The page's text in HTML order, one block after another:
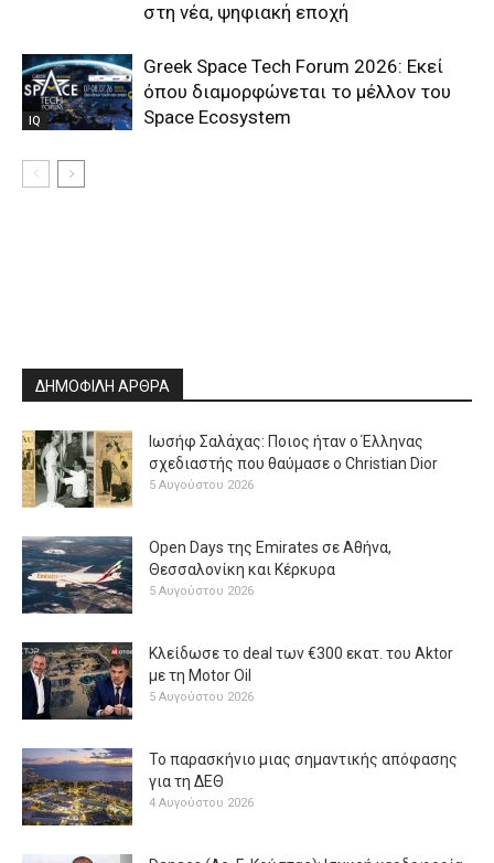
στη νέα, ψηφιακή εποχή
IQ
Greek Space Tech Forum 2026: Εκεί
όπου διαμορφώνεται το μέλλον του
Space Ecosystem
ΔΗΜΟΦΙΛΗ ΑΡΘΡΑ
Ιωσήφ Σαλάχας: Ποιος ήταν ο Έλληνας
σχεδιαστής που θαύμασε ο Christian Dior
5 Αυγούστου 2026
Open Days της Emirates σε Αθήνα,
Θεσσαλονίκη και Κέρκυρα
5 Αυγούστου 2026
Κλείδωσε το deal των €300 εκατ. του Aktor
με τη Μotor Oil
5 Αυγούστου 2026
Το παρασκήνιο μιας σημαντικής απόφασης
για τη ΔΕΘ
4 Αυγούστου 2026